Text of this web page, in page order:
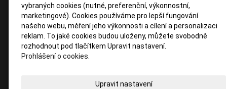
vybraných cookies (nutné, preferenční, výkonnostní,
marketingové). Cookies používáme pro lepší fungování
našeho webu, měření jeho výkonnosti a cílení a personalizaci
reklam. To jaké cookies budou uloženy, můžete svobodně
rozhodnout pod tlačítkem Upravit nastavení.
Prohlášení o cookies.
Upravit nastavení